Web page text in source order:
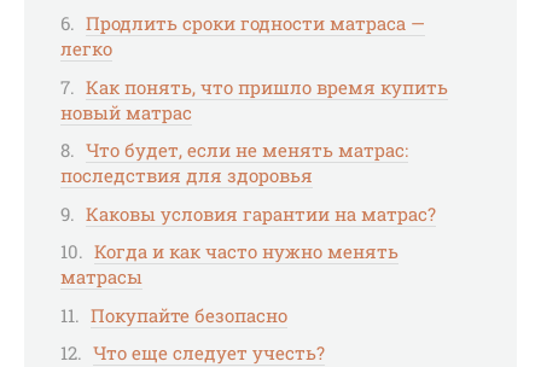
Продлить сроки годности матраса —
легко
Как понять, что пришло время купить
новый матрас
Что будет, если не менять матрас:
последствия для здоровья
Каковы условия гарантии на матрас?
Когда и как часто нужно менять
матрасы
Покупайте безопасно
Что еще следует учесть?